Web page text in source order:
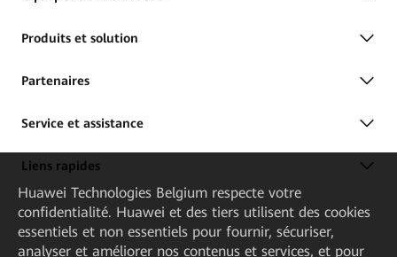
Produits et solution
Partenaires
Service et assistance
Liens rapides
Huawei Technologies Belgium respecte votre
confidentialité. Huawei et des tiers utilisent des cookies
essentiels et non essentiels pour fournir, sécuriser,
analyser et améliorer nos contenus et services, et pour